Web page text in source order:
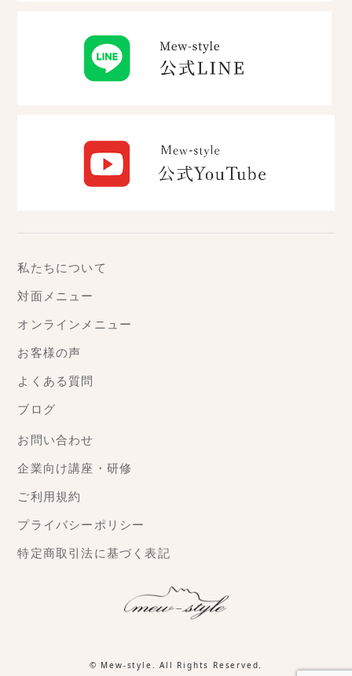
私たちについて
対面メニュー
オンラインメニュー
お客様の声
よくある質問
ブログ
お問い合わせ
企業向け講座・研修
ご利用規約
プライバシーポリシー
特定商取引法に基づく表記
© Mew-style . All Rights Reserved.